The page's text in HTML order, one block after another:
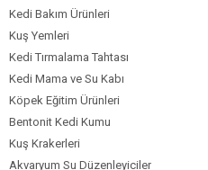
Kedi Bakım Ürünleri
Kuş Yemleri
Kedi Tırmalama Tahtası
Kedi Mama ve Su Kabı
Köpek Eğitim Ürünleri
Bentonit Kedi Kumu
Kuş Krakerleri
Akvaryum Su Düzenleyiciler